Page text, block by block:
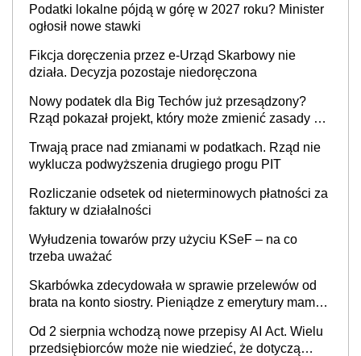
cywilnoprawnej jedynym racjonalnym wyjściem
Podatki lokalne pójdą w górę w 2027 roku? Minister
ogłosił nowe stawki
Fikcja doręczenia przez e-Urząd Skarbowy nie
działa. Decyzja pozostaje niedoręczona
Nowy podatek dla Big Techów już przesądzony?
Rząd pokazał projekt, który może zmienić zasady gry
Trwają prace nad zmianami w podatkach. Rząd nie
wyklucza podwyższenia drugiego progu PIT
Rozliczanie odsetek od nieterminowych płatności za
faktury w działalności
Wyłudzenia towarów przy użyciu KSeF – na co
trzeba uważać
Skarbówka zdecydowała w sprawie przelewów od
brata na konto siostry. Pieniądze z emerytury mamy
będzie
Od 2 sierpnia wchodzą nowe przepisy AI Act. Wielu
przedsiębiorców może nie wiedzieć, że dotyczą